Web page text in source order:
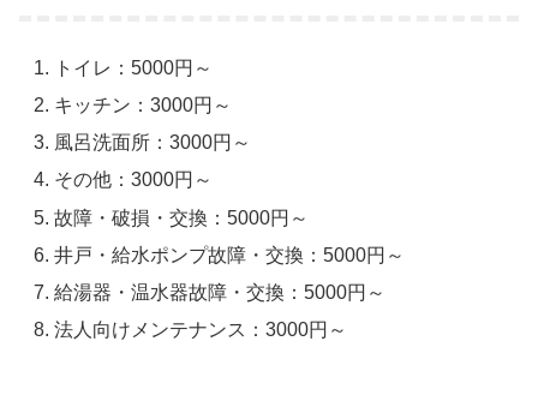
トイレ：5000円～
キッチン：3000円～
風呂洗面所：3000円～
その他：3000円～
故障・破損・交換：5000円～
井戸・給水ポンプ故障・交換：5000円～
給湯器・温水器故障・交換：5000円～
法人向けメンテナンス：3000円～